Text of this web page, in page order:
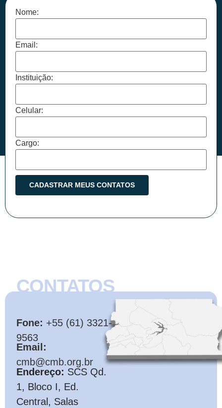
Nome:
Email:
Instituição:
Celular:
Cargo:
CONTATOS
Fone: +55 (61) 3321-
9563
Email:
cmb@cmb.org.br
Endereço: SCS Qd.
1, Bloco I, Ed.
Central, Salas